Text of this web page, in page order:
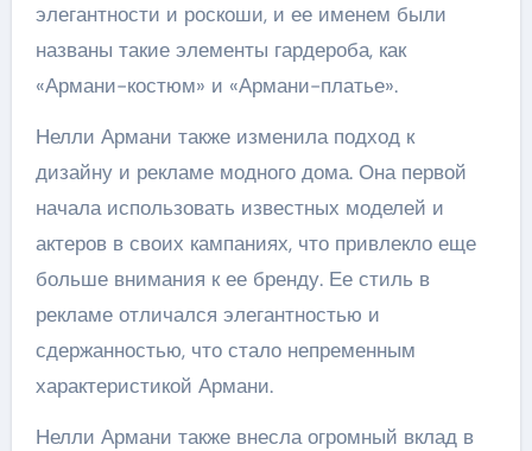
элегантности и роскоши, и ее именем были
названы такие элементы гардероба, как
«Армани-костюм» и «Армани-платье».
Нелли Армани также изменила подход к
дизайну и рекламе модного дома. Она первой
начала использовать известных моделей и
актеров в своих кампаниях, что привлекло еще
больше внимания к ее бренду. Ее стиль в
рекламе отличался элегантностью и
сдержанностью, что стало непременным
характеристикой Армани.
Нелли Армани также внесла огромный вклад в